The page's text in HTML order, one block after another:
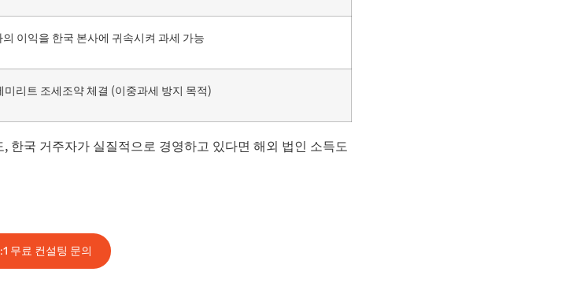
이익을 한국 본사에 귀속시켜 과세 가능
미리트 조세조약 체결 (이중과세 방지 목적)
한국 거주자가 실질적으로 경영하고 있다면 해외 법인 소득도
무료 컨설팅 문의